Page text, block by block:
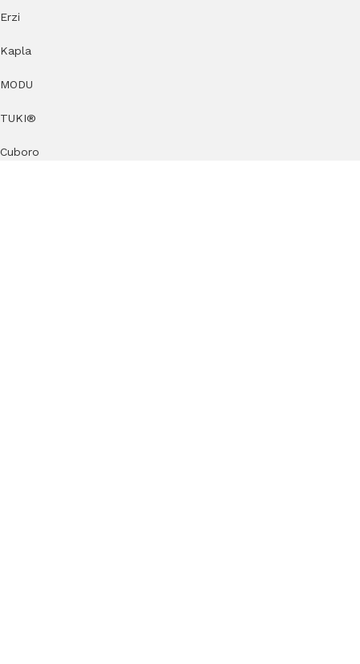
Erzi
Kapla
MODU
TUKI®
Cuboro